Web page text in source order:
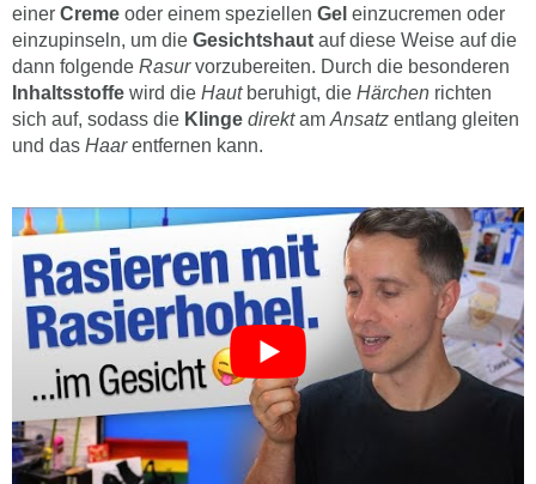
einer Creme oder einem speziellen Gel einzucremen oder
einzupinseln, um die Gesichtshaut auf diese Weise auf die
dann folgende Rasurvorzubereiten. Durch die besonderen
Inhaltsstoffe wird die Hautberuhigt, die Härchen richten
sich auf, sodass die Klinge direktam Ansatz entlang gleiten
und das Haarentfernen kann.